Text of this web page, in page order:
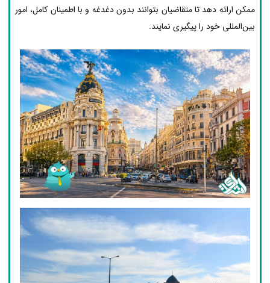
ممکن ارائه دهد تا متقاضیان بتوانند بدون دغدغه و با اطمینان کامل، امور
بین‌المللی خود را پیگیری نمایند.